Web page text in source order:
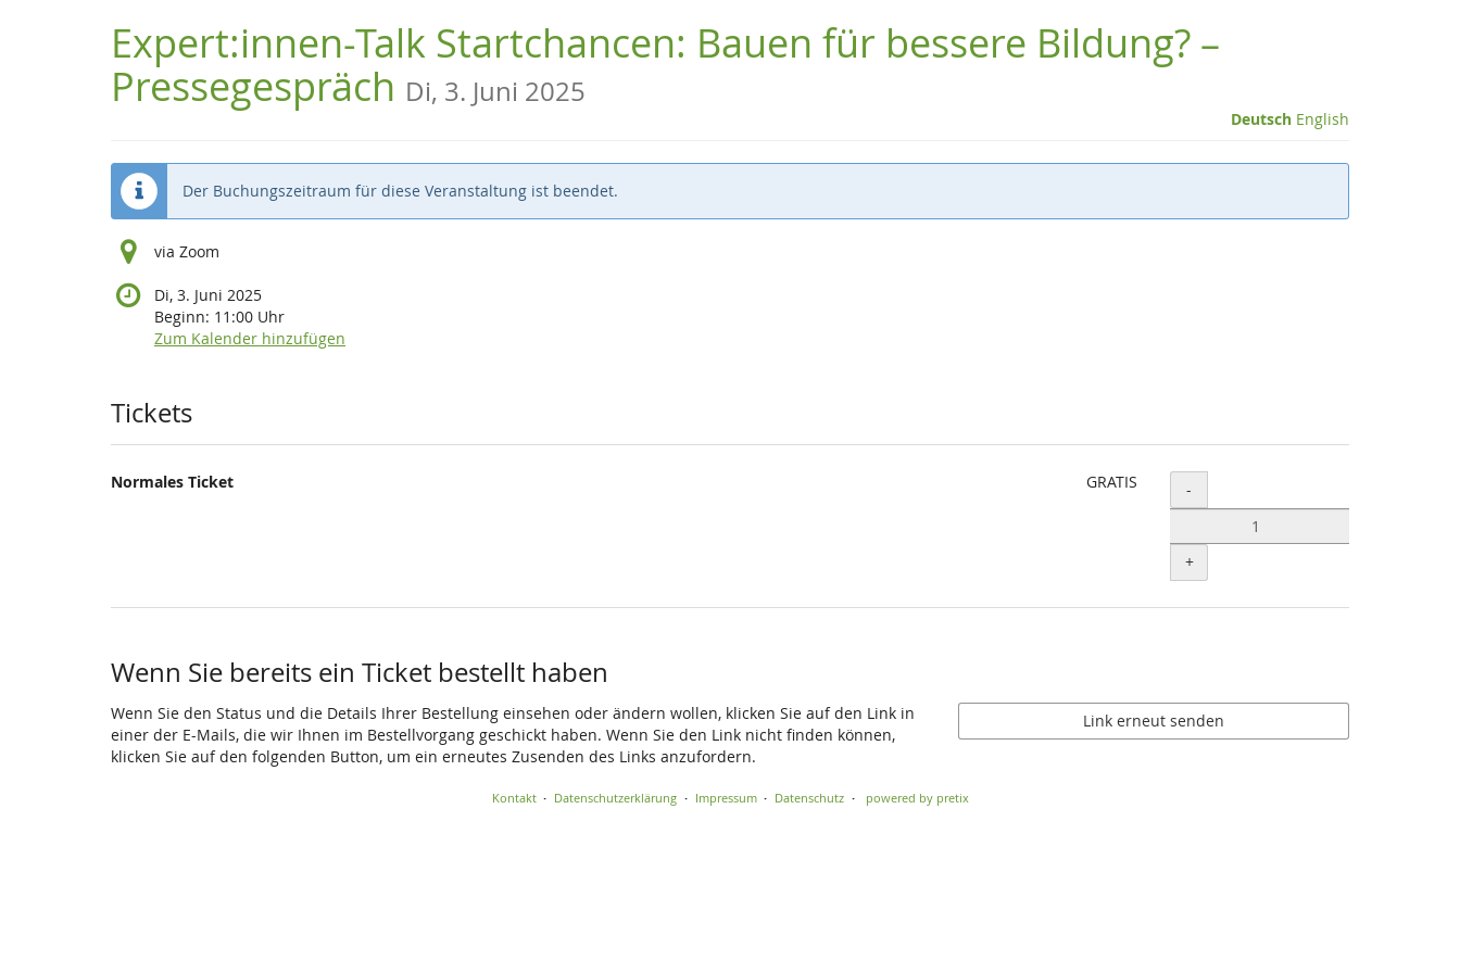
Expert:innen-Talk Startchancen: Bauen für bessere Bildung? –
Pressegespräch Di, 3. Juni 2025
Deutsch English
Der Buchungszeitraum für diese Veranstaltung ist beendet.
via Zoom
Di, 3. Juni 2025
Beginn: 11:00 Uhr
Zum Kalender hinzufügen
Produkte
Tickets
Normales Ticket GRATIS Menge
-
+
Wenn Sie bereits ein Ticket bestellt haben
Wenn Sie den Status und die Details Ihrer Bestellung einsehen oder ändern wollen, klicken Sie auf den Link in
einer der E-Mails, die wir Ihnen im Bestellvorgang geschickt haben. Wenn Sie den Link nicht finden können,
klicken Sie auf den folgenden Button, um ein erneutes Zusenden des Links anzufordern.
Link erneut senden
Kontakt Datenschutzerklärung Impressum Datenschutz powered by pretix